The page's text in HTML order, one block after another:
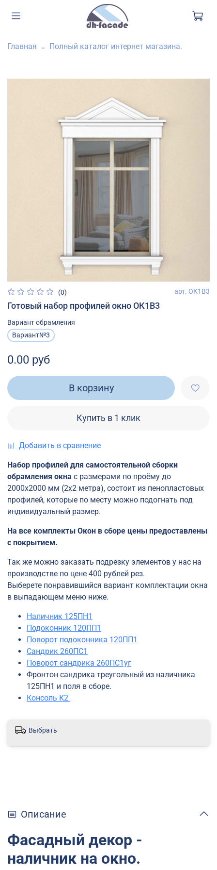
Главная Полный каталог интернет магазина.
(0) арт. ОК1В3
Готовый набор профилей окно ОК1В3
Вариант обрамления
Вариант№3
0.00 руб
В корзину
Купить в 1 клик
Добавить в сравнение
Набор профилей для самостоятельной сборки
обрамления окна с размерами по проёму до
2000х2000 мм (2х2 метра), состоит из пенопластовых
профилей, которые по месту можно подогнать под
индивидуальный размер.
На все комплекты Окон в сборе цены предоставлены
с покрытием.
Так же можно заказать подрезку элементов у нас на
производстве по цене 400 рублей рез.
Выберете понравившийся вариант комплектации окна
в выпадающем меню ниже.
Наличник 125ПН1
Подоконник 120ПП1
Поворот подоконника 120ПП1
Сандрик 260ПС1
Поворот сандрика 260ПС1уг
Фронтон сандрика треугольный из наличника
125ПН1 и поля в сборе.
Консоль К2
Выбрать
Описание
Фасадный декор -
наличник на окно.